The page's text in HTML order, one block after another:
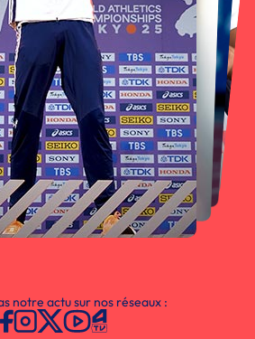
notre actu sur nos réseaux :